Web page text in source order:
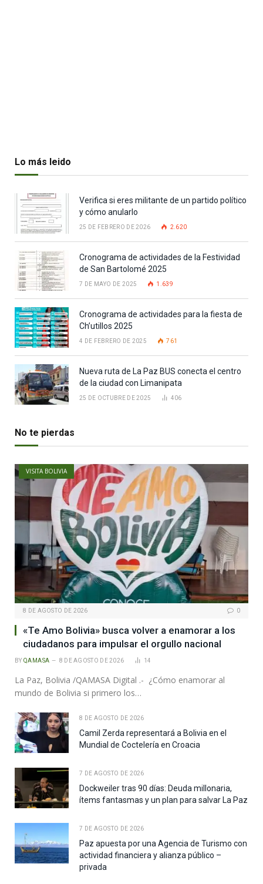
Lo más leido
Verifica si eres militante de un partido político
y cómo anularlo
25 DE FEBRERO DE 2026 2.620
Cronograma de actividades de la Festividad
de San Bartolomé 2025
7 DE MAYO DE 2025 1.639
Cronograma de actividades para la fiesta de
Ch’utillos 2025
4 DE FEBRERO DE 2025 761
Nueva ruta de La Paz BUS conecta el centro
de la ciudad con Limanipata
25 DE OCTUBRE DE 2025 406
No te pierdas
VISITA BOLIVIA
8 DE AGOSTO DE 2026 0
«Te Amo Bolivia» busca volver a enamorar a los
ciudadanos para impulsar el orgullo nacional
BY QAMASA 8 DE AGOSTO DE 2026 14
La Paz, Bolivia /QAMASA Digital .- ¿Cómo enamorar al
mundo de Bolivia si primero los…
8 DE AGOSTO DE 2026
Camil Zerda representará a Bolivia en el
Mundial de Coctelería en Croacia
7 DE AGOSTO DE 2026
Dockweiler tras 90 días: Deuda millonaria,
ítems fantasmas y un plan para salvar La Paz
7 DE AGOSTO DE 2026
Paz apuesta por una Agencia de Turismo con
actividad financiera y alianza público –
privada